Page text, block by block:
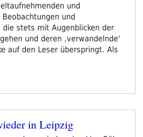
und
und
die stets mit Augenblicken der
und deren ‚verwandelnde‘
auf den Leser überspringt. Als
in Leipzig